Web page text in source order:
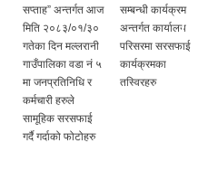
सप्ताह” अन्तर्गत आज
मिति २०८३/०१/३०
गतेका दिन मल्लरानी
गाउँपालिका वडा नं ५
मा जनप्रतिनिधि र
कर्मचारी हरुले
सामूहिक सरसफाई
गर्दै गर्दाको फोटोहरु
सम्बन्धी कार्यक्रम
अन्तर्गत कार्यालय
परिसरमा सरसफाई
कार्यक्रमका
तस्विरहरु